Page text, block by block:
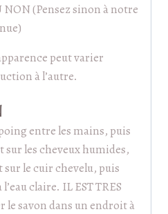
(Pensez sinon à notre
peut varier
à l’autre.
entre les mains, puis
les cheveux humides,
le cuir chevelu, puis
claire. IL EST TRES
le savon dans un endroit à